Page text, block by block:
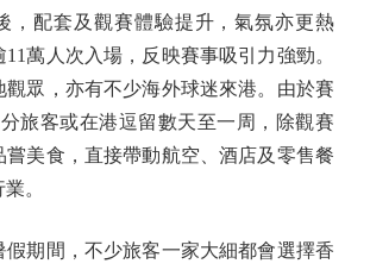
，配套及觀賽體驗提升，氣氛亦更熱
萬人次入場，反映賽事吸引力強勁。
觀眾，亦有不少海外球迷來港。由於賽
旅客或在港逗留數天至一周，除觀賽
嘗美食，直接帶動航空、酒店及零售餐
。
間，不少旅客一家大細都會選擇香